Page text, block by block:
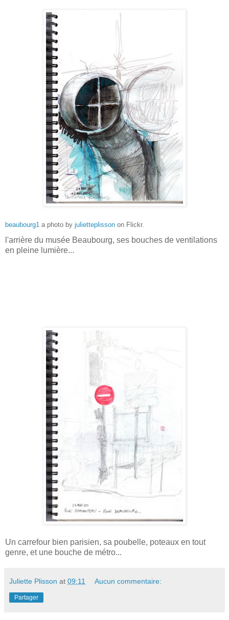
beaubourg1 a photo by julietteplisson on Flickr.
l'arrière du musée Beaubourg, ses bouches de ventilations
en pleine lumière...
Un carrefour bien parisien, sa poubelle, poteaux en tout
genre, et une bouche de métro...
Juliette Plisson at 09:11 Aucun commentaire:
Partager